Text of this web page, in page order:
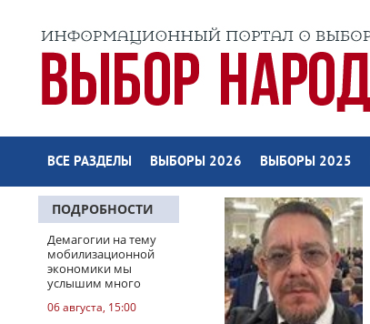
ВСЕ РАЗДЕЛЫ ВЫБОРЫ 2026 ВЫБОРЫ 2025
ПОДРОБНОСТИ
Демагогии на тему
мобилизационной
экономики мы
услышим много
06 августа, 15:00